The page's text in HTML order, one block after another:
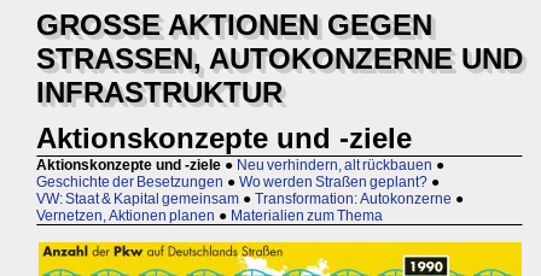
GROSSE AKTIONEN GEGEN
STRASSEN, AUTOKONZERNE UND
INFRASTRUKTUR
Aktionskonzepte und -ziele
Aktionskonzepte und -ziele ● Neu verhindern, alt rückbauen ●
Geschichte der Besetzungen ● Wo werden Straßen geplant? ●
VW: Staat & Kapital gemeinsam ● Transformation: Autokonzerne ●
Vernetzen, Aktionen planen ● Materialien zum Thema